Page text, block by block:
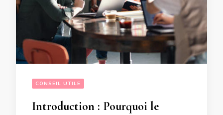
CONSEIL UTILE
Introduction : Pourquoi le